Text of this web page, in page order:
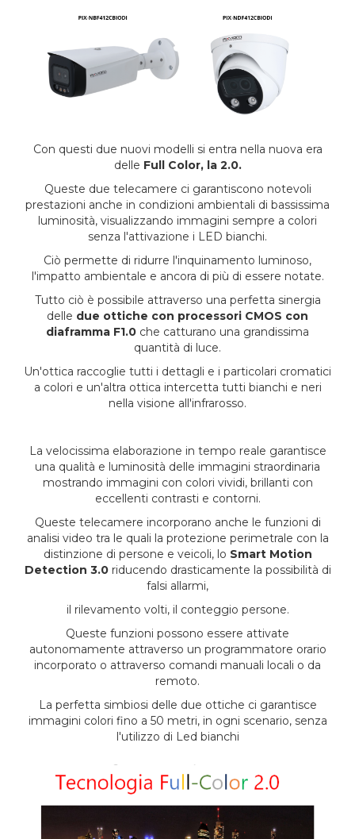
Con questi due nuovi modelli si entra nella nuova era
delle Full Color, la 2.0.
Queste due telecamere ci garantiscono notevoli
prestazioni anche in condizioni ambientali di bassissima
luminosità, visualizzando immagini sempre a colori
senza l'attivazione i LED bianchi.
Ciò permette di ridurre l'inquinamento luminoso,
l'impatto ambientale e ancora di più di essere notate.
Tutto ciò è possibile attraverso una perfetta sinergia
delle due ottiche con processori CMOS con
diaframma F1.0 che catturano una grandissima
quantità di luce.
Un'ottica raccoglie tutti i dettagli e i particolari cromatici
a colori e un'altra ottica intercetta tutti bianchi e neri
nella visione all'infrarosso.
La velocissima elaborazione in tempo reale garantisce
una qualità e luminosità delle immagini straordinaria
mostrando immagini con colori vividi, brillanti con
eccellenti contrasti e contorni.
Queste telecamere incorporano anche le funzioni di
analisi video tra le quali la protezione perimetrale con la
distinzione di persone e veicoli, lo Smart Motion
Detection 3.0riducendo drasticamente la possibilità di
falsi allarmi,
il rilevamento volti, il conteggio persone.
Queste funzioni possono essere attivate
autonomamente attraverso un programmatore orario
incorporato o attraverso comandi manuali locali o da
remoto.
La perfetta simbiosi delle due ottiche ci garantisce
immagini colori fino a 50 metri, in ogni scenario, senza
l'utilizzo di Led bianchi